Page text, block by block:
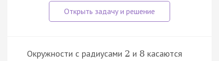
Окружности с радиусами 2 и 8 касаются